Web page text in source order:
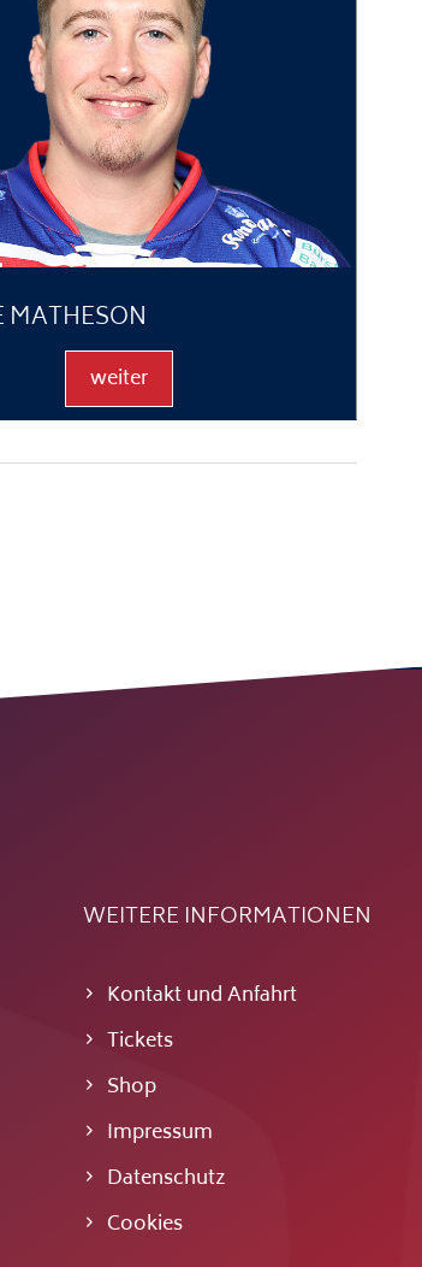
MATHESON
weiter
WEITERE INFORMATIONEN
Kontakt und Anfahrt
Tickets
Shop
Impressum
Datenschutz
Cookies